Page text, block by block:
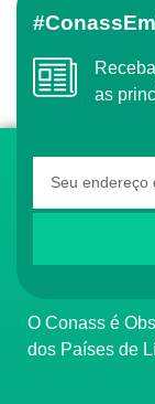
Receba o conteúdo semanal do Conass com
as
O Conass é Observador Consultivo da Comunidade
dos Países de